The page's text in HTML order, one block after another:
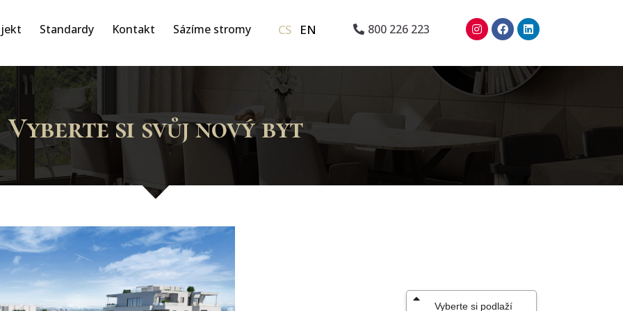
Standardy Kontakt Sázíme stromy CS EN 800 226 223
Vyberte si svůj nový byt